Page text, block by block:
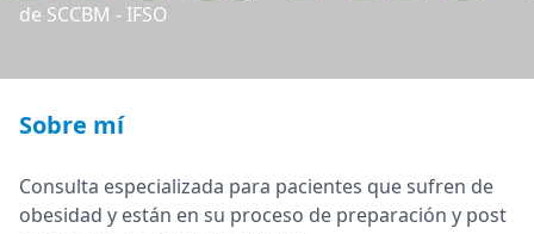
de SCCBM - IFSO
Sobre mí
Consulta especializada para pacientes que sufren de
obesidad y están en su proceso de preparación y post